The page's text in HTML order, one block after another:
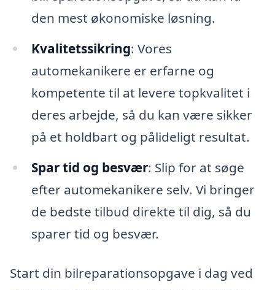
den mest økonomiske løsning.
Kvalitetssikring: Vores
automekanikere er erfarne og
kompetente til at levere topkvalitet i
deres arbejde, så du kan være sikker
på et holdbart og pålideligt resultat.
Spar tid og besvær: Slip for at søge
efter automekanikere selv. Vi bringer
de bedste tilbud direkte til dig, så du
sparer tid og besvær.
Start din bilreparationsopgave i dag ved